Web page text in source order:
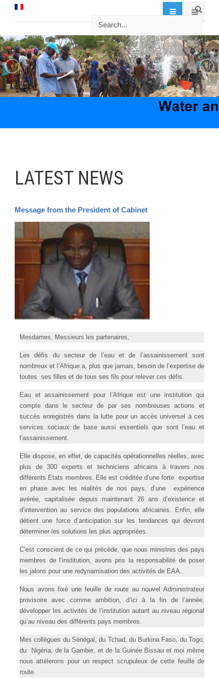
LATEST NEWS
Message from the President of Cabinet
Mesdames, Messieurs les partenaires,
Les défis du secteur de l’eau et de l’assainissement sont
nombreux et l’Afrique a, plus que jamais, besoin de l’expertise de
toutes ses filles et de tous ses fils pour relever ces défis.
Eau et assainissement pour l’Afrique est une institution qui
compte dans le secteur de par ses nombreuses actions et
succès enregistrés dans la lutte pour un accès universel à ces
services sociaux de base aussi essentiels que sont l’eau et
l’assainissement.
Elle dispose, en effet, de capacités opérationnelles réelles, avec
plus de 300 experts et techniciens africains à travers nos
différents Etats membres. Elle est créditée d’une forte expertise
en phase avec les réalités de nos pays, d’une expérience
avérée, capitalisée depuis maintenant 26 ans d’existence et
d’intervention au service des populations africaines. Enfin, elle
détient une force d’anticipation sur les tendances qui devront
déterminer les solutions les plus appropriées.
C’est conscient de ce qui précède, que nous ministres des pays
membres de l’institution, avons pris la responsabilité de poser
les jalons pour une redynamisation des activités de EAA.
Nous avons fixé une feuille de route au nouvel Administrateur
provisoire avec comme ambition, d’ici à la fin de l’année,
développer les activités de l’institution autant au niveau régional
qu’au niveau des différents pays membres.
Mes collègues du Sénégal, du Tchad, du Burkina Faso, du Togo,
du Nigéria, de la Gambie, et de la Guinée Bissau et moi même
nous attèlerons pour un respect scrupuleux de cette feuille de
route.